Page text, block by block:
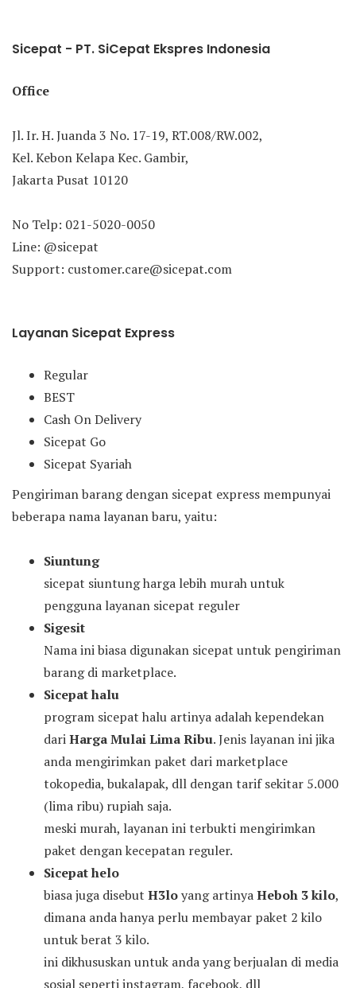
Sicepat - PT. SiCepat Ekspres Indonesia
Office
Jl. Ir. H. Juanda 3 No. 17-19, RT.008/RW.002,
Kel. Kebon Kelapa Kec. Gambir,
Jakarta Pusat 10120
No Telp: 021-5020-0050
Line: @sicepat
Support: customer.care@sicepat.com
Layanan Sicepat Express
Regular
BEST
Cash On Delivery
Sicepat Go
Sicepat Syariah
Pengiriman barang dengan sicepat express mempunyai
beberapa nama layanan baru, yaitu:
Siuntung
sicepat siuntung harga lebih murah untuk
pengguna layanan sicepat reguler
Sigesit
Nama ini biasa digunakan sicepat untuk pengiriman
barang di marketplace.
Sicepat halu
program sicepat halu artinya adalah kependekan
dariHarga Mulai Lima Ribu. Jenis layanan ini jika
anda mengirimkan paket dari marketplace
tokopedia, bukalapak, dll dengan tarif sekitar 5.000
(lima ribu) rupiah saja.
meski murah, layanan ini terbukti mengirimkan
paket dengan kecepatan reguler.
Sicepat helo
biasa juga disebut H3loyang artinyaHeboh 3 kilo,
dimana anda hanya perlu membayar paket 2 kilo
untuk berat 3 kilo.
ini dikhususkan untuk anda yang berjualan di media
sosial seperti instagram, facebook, dll